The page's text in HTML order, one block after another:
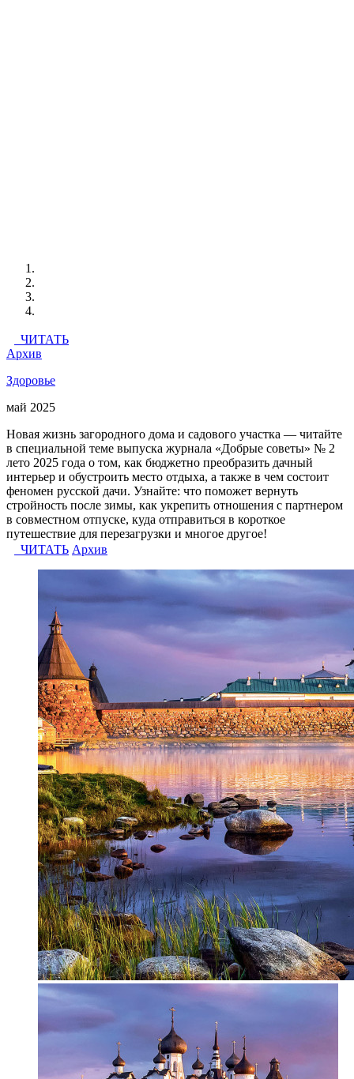
ЧИТАТЬ
Архив
Здоровье
май 2025
Новая жизнь загородного дома и садового участка — читайте
в специальной теме выпуска журнала «Добрые советы» № 2
лето 2025 года о том, как бюджетно преобразить дачный
интерьер и обустроить место отдыха, а также в чем состоит
феномен русской дачи. Узнайте: что поможет вернуть
стройность после зимы, как укрепить отношения с партнером
в совместном отпуске, куда отправиться в короткое
путешествие для перезагрузки и многое другое!
ЧИТАТЬ Архив